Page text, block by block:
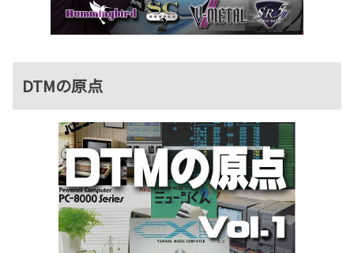
DTMの原点